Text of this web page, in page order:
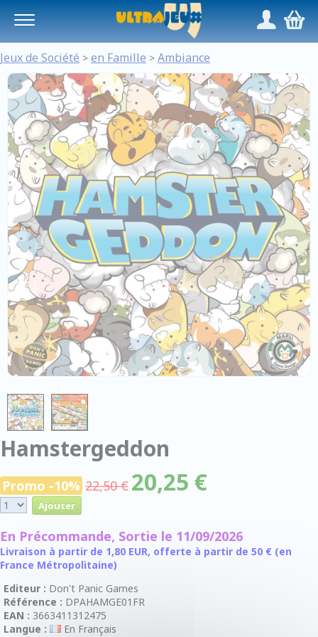
/,
Jeux de Société > en Famille > Ambiance
Hamstergeddon
Promo -10% 22,50 € 20,25 €
En Précommande, Sortie le 11/09/2026
Livraison à partir de 1,80 EUR, offerte à partir de 50 € (en
France Métropolitaine)
Editeur : Don't Panic Games
Référence : DPAHAMGE01FR
EAN : 3663411312475
Langue :
En Français